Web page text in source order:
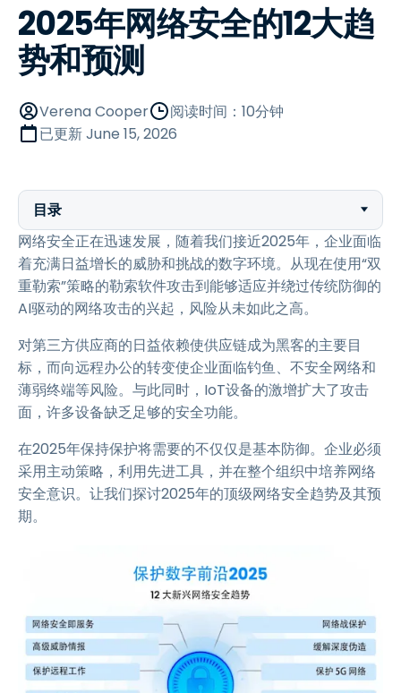
2025年网络安全的12大趋
势和预测
Verena Cooper
阅读时间：10分钟
已更新June 15, 2026
目录
网络安全正在迅速发展，随着我们接近2025年，企业面临
着充满日益增长的威胁和挑战的数字环境。从现在使用“双
重勒索”策略的勒索软件攻击到能够适应并绕过传统防御的
AI驱动的网络攻击的兴起，风险从未如此之高。
对第三方供应商的日益依赖使供应链成为黑客的主要目
标，而向远程办公的转变使企业面临钓鱼、不安全网络和
薄弱终端等风险。与此同时，IoT设备的激增扩大了攻击
面，许多设备缺乏足够的安全功能。
在2025年保持保护将需要的不仅仅是基本防御。企业必须
采用主动策略，利用先进工具，并在整个组织中培养网络
安全意识。让我们探讨2025年的顶级网络安全趋势及其预
期。